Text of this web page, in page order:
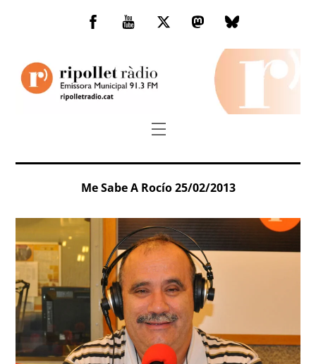
Facebook
You
TwitterMastodonBluesky
Menu
Me Sabe A Rocío 25/02/2013